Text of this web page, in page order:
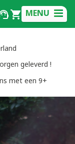
MENU
geleverd !
met een 9+